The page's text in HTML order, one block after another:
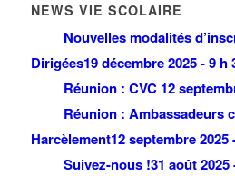
NEWS VIE SCOLAIRE
Nouvelles modalités
Dirigées19 décembre 2025 - 9 h
Réunion : CVC 12
Réunion : Ambassadeurs
Harcèlement12 septembre 2025
Suivez-nous !31 août 2025